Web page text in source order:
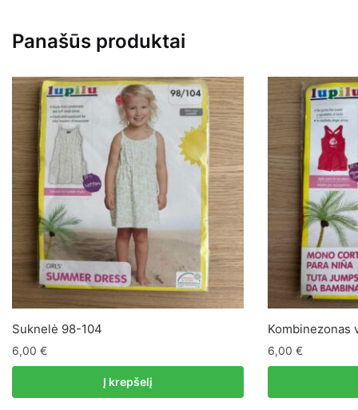
68cm
Panašūs produktai
Suknelė 98-104
6,00 €
Į krepšelį
Kombinezonas
6,00 €